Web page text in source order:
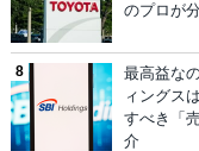
のプロが
最高益な
ィングス
すべき「
介